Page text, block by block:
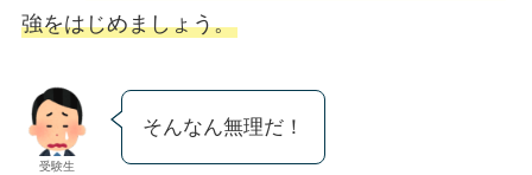
強をはじめましょう。
受験生
そんなん無理だ！